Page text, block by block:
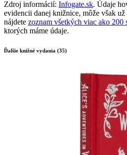
Zdroj informácií: Infogate.sk. Údaje
evidencii danej knižnice, môže však
nájdete zoznam všetkých viac ako
ktorých máme údaje.
Ďalšie knižné vydania (35)